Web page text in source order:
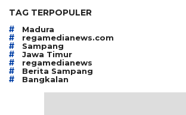
TAG TERPOPULER
# Madura
# regamedianews.com
# Sampang
# Jawa Timur
# regamedianews
# Berita Sampang
# Bangkalan